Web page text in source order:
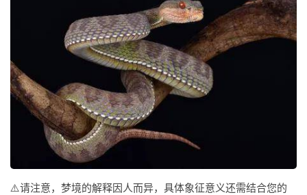
⚠️请注意，梦境的解释因人而异，具体象征意义还需结合您的